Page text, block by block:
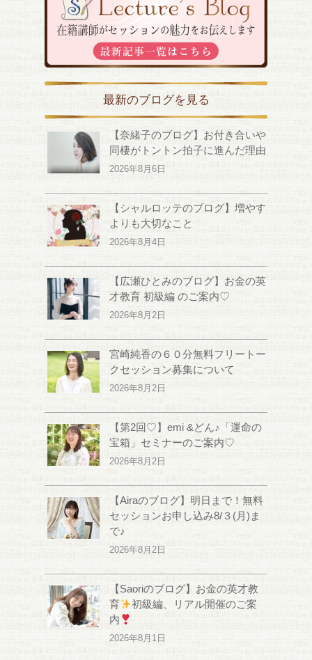
最新のブログを見る
【奈緒子のブログ】お付き合いや
同棲がトントン拍子に進んだ理由
2026年8月6日
【シャルロッテのブログ】増やす
よりも大切なこと
2026年8月4日
【広瀬ひとみのブログ】お金の英
才教育 初級編 のご案内♡
2026年8月2日
宮崎純香の６０分無料フリートー
クセッション募集について
2026年8月2日
【第2回♡】emi &どん♪「運命の
宝箱」セミナーのご案内♡
2026年8月2日
【Airaのブログ】明日まで！無料
セッションお申し込み8/３(月)ま
で♪
2026年8月2日
【Saoriのブログ】お金の英才教
育
初級編、リアル開催のご案
内
2026年8月1日